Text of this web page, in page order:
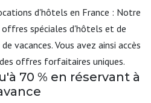
d'hôtels en France : Notre
spéciales d'hôtels et de
vacances. Vous avez ainsi accès
offres forfaitaires uniques.
70 % en réservant à